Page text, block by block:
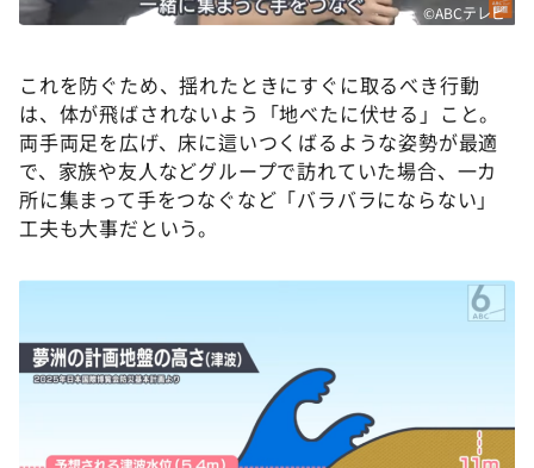
©ABCテレビ
これを防ぐため、揺れたときにすぐに取るべき行動
は、体が飛ばされないよう「地べたに伏せる」こと。
両手両足を広げ、床に這いつくばるような姿勢が最適
で、家族や友人などグループで訪れていた場合、一カ
所に集まって手をつなぐなど「バラバラにならない」
工夫も大事だという。